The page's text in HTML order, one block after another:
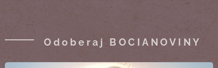
Odoberaj BOCIANOVINY